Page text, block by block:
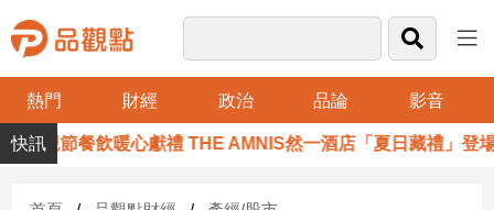
熱門 財經 政治 品論 影音
品
觀
財
餐飲暖心獻禮 THE AMNIS然一酒店「夏日藏禮」登場